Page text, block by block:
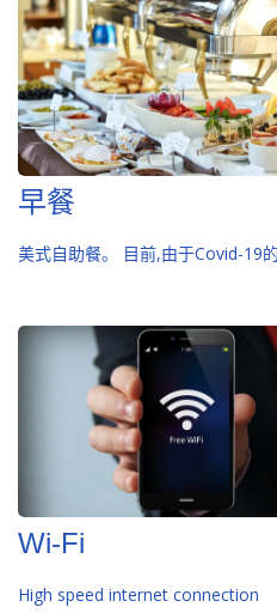
早餐
美式自助餐。 目前,由于Covid-19
Wi-Fi
High speed internet connection